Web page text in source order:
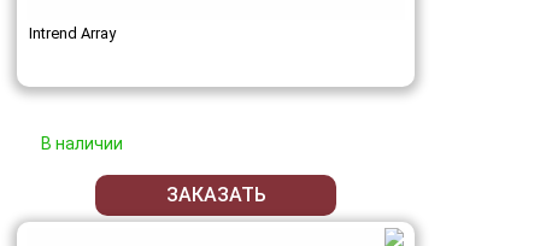
Intrend Array
В наличии
ЗАКАЗАТЬ